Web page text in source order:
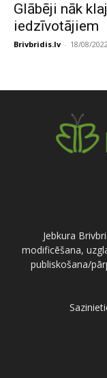
Glābēji nāk
iedzīvotājiem
Brivbridis.lv - 18/08/
Jebkura
modificēšana,
publiskošana/